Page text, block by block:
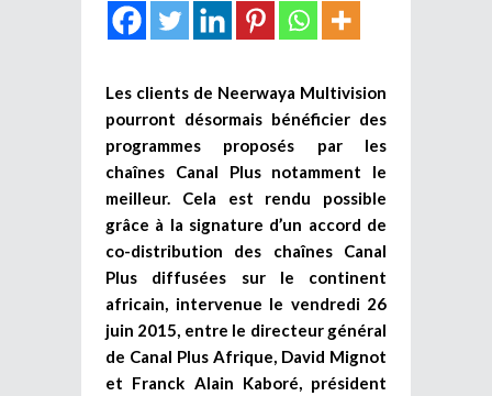
Les clients de Neerwaya Multivision
pourront désormais bénéficier des
programmes proposés par les
chaînes Canal Plus notamment le
meilleur. Cela est rendu possible
grâce à la signature d’un accord de
co-distribution des chaînes Canal
Plus diffusées sur le continent
africain, intervenue le vendredi 26
juin 2015, entre le directeur général
de Canal Plus Afrique, David Mignot
et Franck Alain Kaboré, président